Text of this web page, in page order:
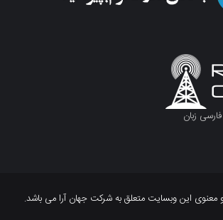
زبان
این وبسایت متعلق به شرکت جهان آرا می باشد.